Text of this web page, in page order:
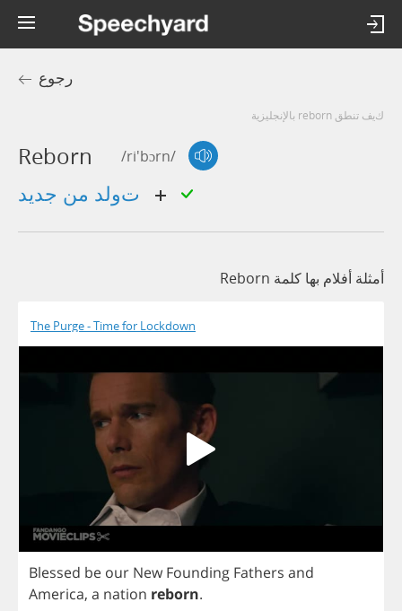
رجوع
كيف تنطق reborn بالإنجليزية
Reborn /ri'bɔrn/
أمثلة أفلام بها كلمة Reborn
The Purge - Time for Lockdown
Blessed be our New Founding Fathers and
America, a nation reborn.